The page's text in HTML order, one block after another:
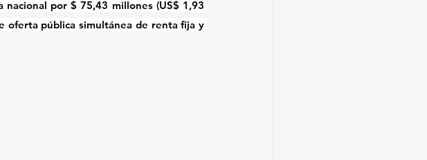
por $ 75,43 millones (US$ 1,93
oferta pública simultánea de renta fija y